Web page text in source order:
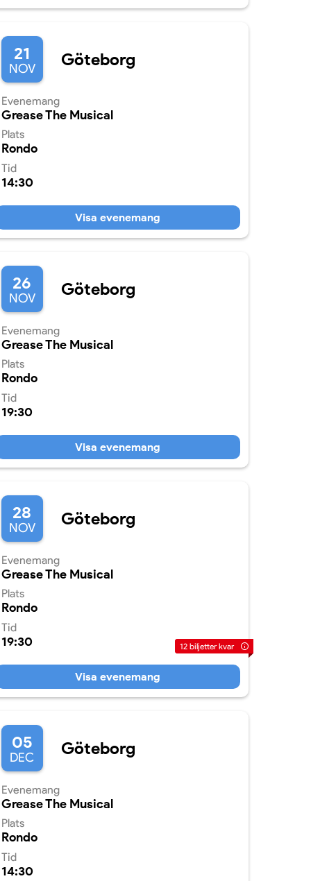
21
NOV Göteborg
Plats
Rondo
Evenemang
Grease The Musical
Tid
14:30
Visa evenemang
26
NOV Göteborg
Plats
Rondo
Evenemang
Grease The Musical
Tid
19:30
Visa evenemang
28
NOV Göteborg
Plats
Rondo
Evenemang
Grease The Musical
Tid
19:30
Visa evenemang
12 biljetter kvar
05
DEC Göteborg
Plats
Rondo
Evenemang
Grease The Musical
Tid
14:30